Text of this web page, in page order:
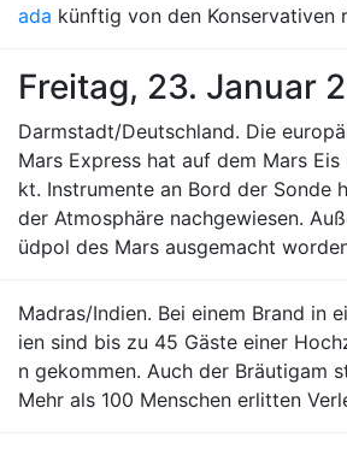
ada künftig von den Konservativen
Freitag, 23. Januar
Darmstadt/Deutschland. Die
Mars Express hat auf dem Mars Eis
kt. Instrumente an Bord der Sonde
der Atmosphäre nachgewiesen.
üdpol des Mars ausgemacht
Madras/Indien. Bei einem Brand in
ien sind bis zu 45 Gäste einer
n gekommen. Auch der Bräutigam
Mehr als 100 Menschen erlitten